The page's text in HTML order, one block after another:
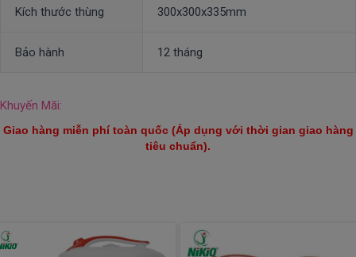
Kích thước thùng 300x300x335mm
Bảo hành 12 tháng
Khuyến Mãi:
Giao hàng miễn phí toàn quốc (Áp dụng với thời gian giao hàng
tiêu chuẩn).